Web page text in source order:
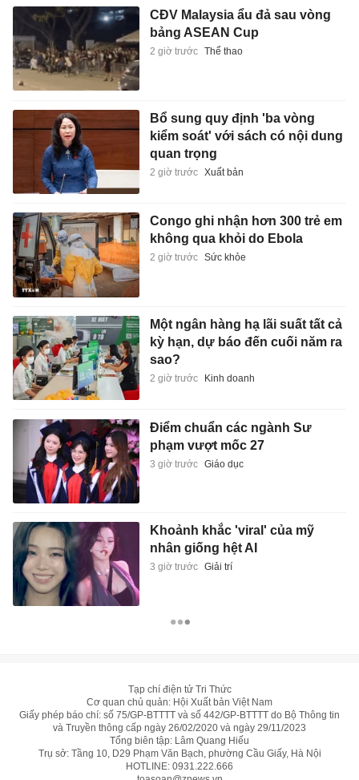
CĐV Malaysia ẩu đả sau vòng
bảng ASEAN Cup
2 giờ trước Thể thao
Bổ sung quy định 'ba vòng
kiểm soát' với sách có nội dung
quan trọng
2 giờ trước Xuất bản
Congo ghi nhận hơn 300 trẻ em
không qua khỏi do Ebola
2 giờ trước Sức khỏe
Một ngân hàng hạ lãi suất tất cả
kỳ hạn, dự báo đến cuối năm ra
sao?
2 giờ trước Kinh doanh
Điểm chuẩn các ngành Sư
phạm vượt mốc 27
3 giờ trước Giáo dục
Khoảnh khắc 'viral' của mỹ
nhân giống hệt AI
3 giờ trước Giải trí
Tạp chí điện tử Tri Thức
Cơ quan chủ quản: Hội Xuất bản Việt Nam
Giấy phép báo chí: số 75/GP-BTTTT và số 442/GP-BTTTT do Bộ Thông tin
và Truyền thông cấp ngày 26/02/2020 và ngày 29/11/2023
Tổng biên tập: Lâm Quang Hiếu
Trụ sở: Tầng 10, D29 Phạm Văn Bạch, phường Cầu Giấy, Hà Nội
HOTLINE: 0931.222.666